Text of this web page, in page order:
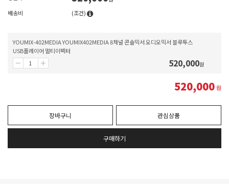
배송비
(조건)
YOUMIX-402MEDIA YOUMIX402MEDIA 8채널 콘솔믹서 오디오믹서 블루투스
USB플레이어 멀티이펙터
520,000원
520,000원
장바구니 관심상품
구매하기